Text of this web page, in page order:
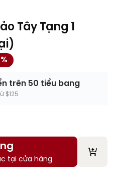
Tây Tạng 1
trên 50 tiểu bang
$125
tại cửa hàng